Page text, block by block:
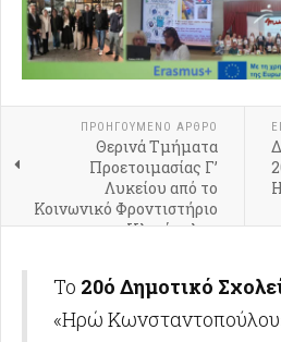
ΠΡΟΗΓΟΎΜΕΝΟ ΑΡΘΡΟ
Θερινά Τμήματα
Προετοιμασίας Γ’
Λυκείου από το
Κοινωνικό Φροντιστήριο
Ηλιούπολης
Το 20ό Δημοτικό
«Ηρώ